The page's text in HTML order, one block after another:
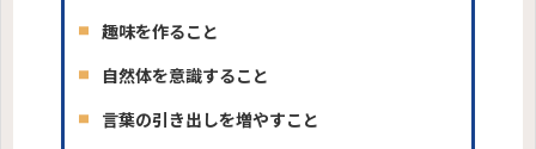
趣味を作ること
自然体を意識すること
言葉の引き出しを増やすこと